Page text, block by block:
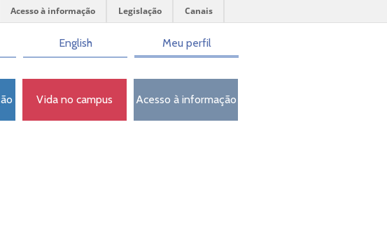
Acesso à informação Legislação Canais
English Meu perfil
Vida no campus Acesso à informação